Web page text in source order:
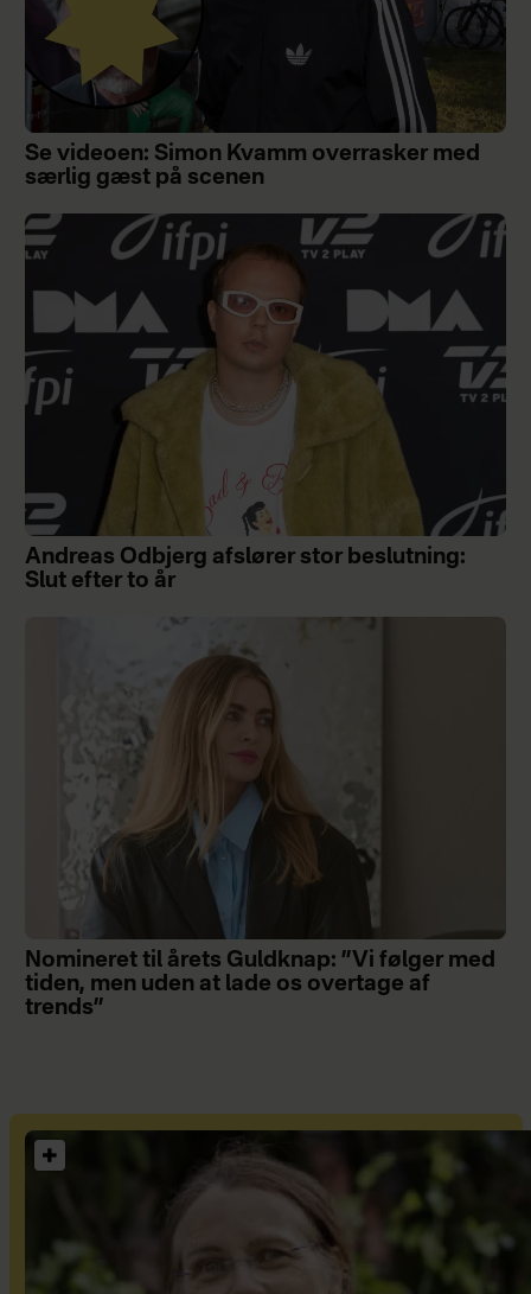
Se videoen: Simon Kvamm overrasker med
særlig gæst på scenen
Andreas Odbjerg afslører stor beslutning:
Slut efter to år
Nomineret til årets Guldknap: ”Vi følger med
tiden, men uden at lade os overtage af
trends”